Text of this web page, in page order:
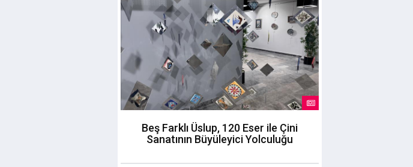
Beş Farklı Üslup, 120 Eser ile Çini
Sanatının Büyüleyici Yolculuğu